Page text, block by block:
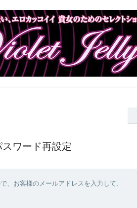
スワード再設定
、お客様のメールアドレスを入力して、